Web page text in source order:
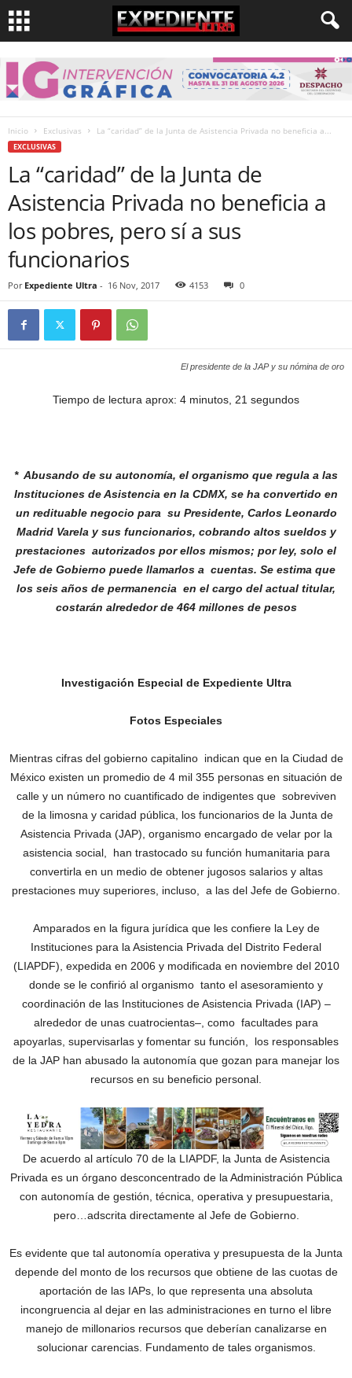
Inicio Exclusivas La “caridad” de la Junta de Asistencia Privada no beneficia a...
EXCLUSIVAS
La “caridad” de la Junta de
Asistencia Privada no beneficia a
los pobres, pero sí a sus
funcionarios
Por Expediente Ultra - 16 Nov, 2017 4153 0
El presidente de la JAP y su nómina de oro
Tiempo de lectura aprox: 4 minutos, 21 segundos
* Abusando de su autonomía, el organismo que regula a las
Instituciones de Asistencia en la CDMX, se ha convertido en
un redituable negocio para su Presidente, Carlos Leonardo
Madrid Varela y sus funcionarios, cobrando altos sueldos y
prestaciones autorizados porellos mismos; por ley, solo el
Jefe de Gobierno puede llamarlos a cuentas. Se estima que
los seis años de permanencia en el cargo del actual titular,
costarán alrededor de 464 millones de pesos
Investigación Especial de Expediente Ultra
Fotos Especiales
Mientras cifras del gobierno capitalino indican que en la Ciudad de
México existen un promedio de 4 mil 355 personas en situación de
calle y un número no cuantificado de indigentes que sobreviven
de la limosna y caridad pública, los funcionarios de la Junta de
Asistencia Privada (JAP), organismo encargado de velar por la
asistencia social, han trastocado su función humanitaria para
convertirla en un medio de obtener jugosos salarios y altas
prestaciones muy superiores, incluso, a las del Jefe de Gobierno.
Amparados en la figura jurídica que les confiere la Ley de
Instituciones para la Asistencia Privada del Distrito Federal
(LIAPDF), expedida en 2006 y modificada en noviembre del 2010
donde se le confirió al organismo tanto el asesoramiento y
coordinación de las Instituciones de Asistencia Privada (IAP) –
alrededor de unas cuatrocientas–, como facultades para
apoyarlas, supervisarlas y fomentar su función, los responsables
de la JAP han abusado la autonomía que gozan para manejar los
recursos en su beneficio personal.
De acuerdo al artículo 70 de la LIAPDF, la Junta de Asistencia
Privada es un órgano desconcentrado de la Administración Pública
con autonomía de gestión, técnica, operativa y presupuestaria,
pero…adscrita directamente al Jefe de Gobierno.
Es evidente que tal autonomía operativa y presupuesta de la Junta
depende del monto de los recursos que obtiene de las cuotas de
aportación de las IAPs, lo que representa una absoluta
incongruencia al dejar en las administraciones en turno el libre
manejo de millonarios recursos que deberían canalizarse en
solucionar carencias. Fundamento de tales organismos.